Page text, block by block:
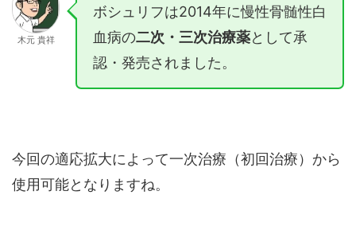
木元 貴祥
ボシュリフは2014年に慢性骨髄性白
血病の二次・三次治療薬として承
認・発売されました。
今回の適応拡大によって一次治療（初回治療）から
使用可能となりますね。